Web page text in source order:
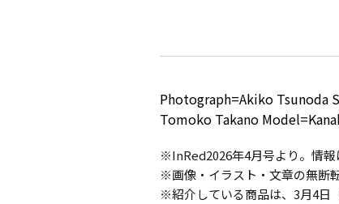
Photograph=Akiko Tsunoda
Tomoko Takano
※InRed2026年4月号より。情報
※画像・イラスト・文章の無断
※紹介している商品は、3月4日